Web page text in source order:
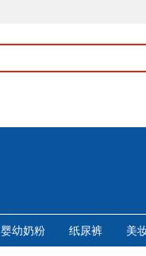
婴幼奶粉 纸尿裤 美